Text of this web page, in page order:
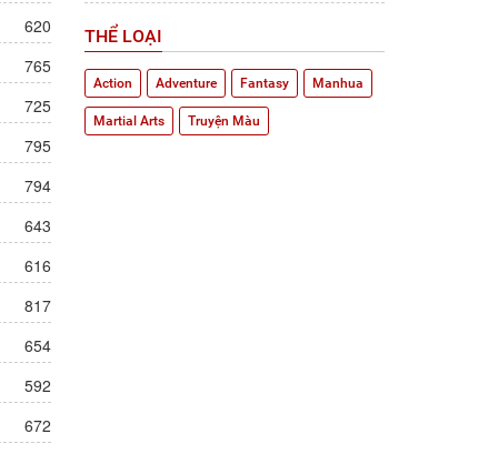
620
765
725
795
794
643
616
817
654
592
672
THỂ LOẠI
Action Adventure Fantasy Manhua
Martial Arts Truyện Màu